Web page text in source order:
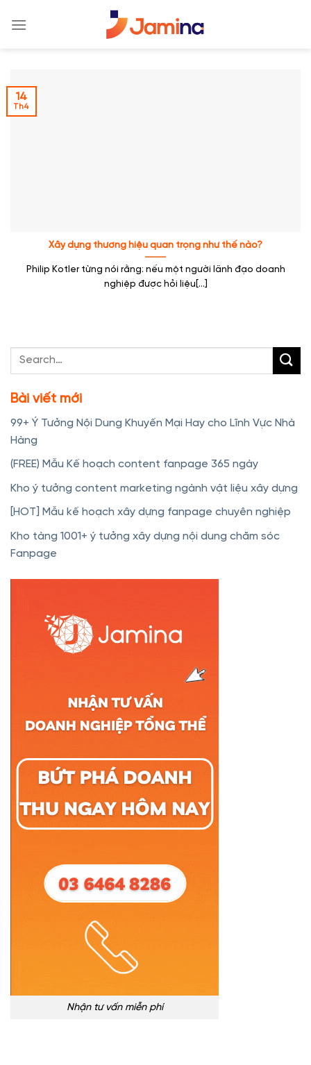
Xây dựng thương hiệu quan trọng như thế nào?
Philip Kotler từng nói rằng: nếu một người lãnh đạo doanh
nghiệp được hỏi liệu[...]
14
Th4
Bài viết mới
99+ Ý Tưởng Nội Dung Khuyến Mại Hay cho Lĩnh Vực Nhà
Hàng
(FREE) Mẫu Kế hoạch content fanpage 365 ngày
Kho ý tưởng content marketing ngành vật liệu xây dựng
[HOT] Mẫu kế hoạch xây dựng fanpage chuyên nghiệp
Kho tàng 1001+ ý tưởng xây dựng nội dung chăm sóc
Fanpage
Nhận tư vấn miễn phí